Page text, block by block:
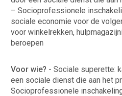
– Socioprofessionele
sociale economie voor de
voor winkelrekken,
beroepen
Voor wie? - Sociale superette:
een sociale dienst die aan het
Socioprofessionele